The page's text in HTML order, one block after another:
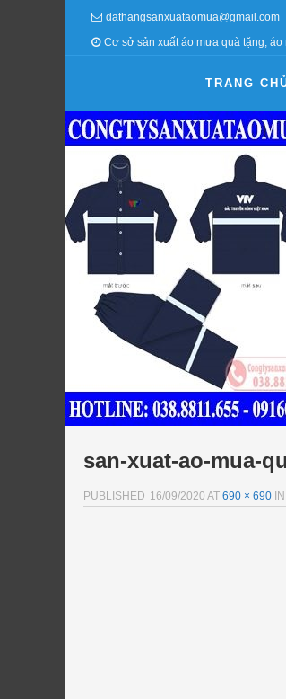
dathangsanxuataomua@gmail.com
Cơ sở sản xuất áo mưa quà tặng,
TRANG
san-xuat-ao-mua-
PUBLISHED 16/09/2020 AT 690 × 690 IN